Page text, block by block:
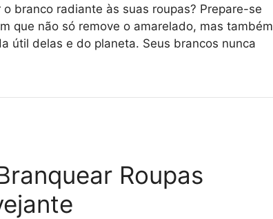
branco radiante às suas roupas? Prepare-se
que não só remove o amarelado, mas também
útil delas e do planeta. Seus brancos nunca
Roupas